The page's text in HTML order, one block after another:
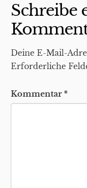
Schreibe
Deine E-Mail-
Erforderliche
Kommentar *